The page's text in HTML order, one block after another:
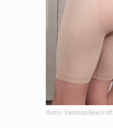
Фото: Vanessa Beecroft